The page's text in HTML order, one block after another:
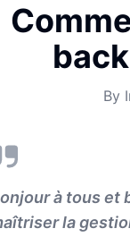
By
à tous et
la